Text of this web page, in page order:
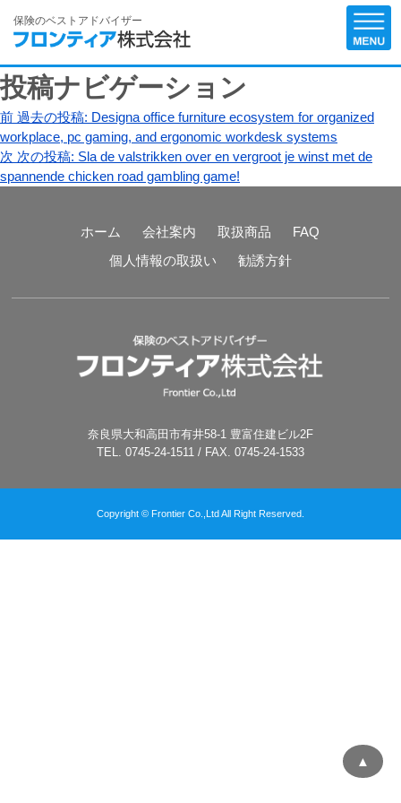
保険のベストアドバイザー
投稿ナビゲーション
前 過去の投稿: Designa office furniture ecosystem for organized
workplace, pc gaming, and ergonomic workdesk systems
次 次の投稿: Sla de valstrikken over en vergroot je winst met de
spannende chicken road gambling game!
ホーム 会社案内 取扱商品
FAQ
個人情報の取扱い
勧誘方針
奈良県大和高田市有井58-1 豊富住建ビル2F
TEL. 0745-24-1511 / FAX. 0745-24-1533
Copyright © Frontier Co.,Ltd All Right Reserved.
▲